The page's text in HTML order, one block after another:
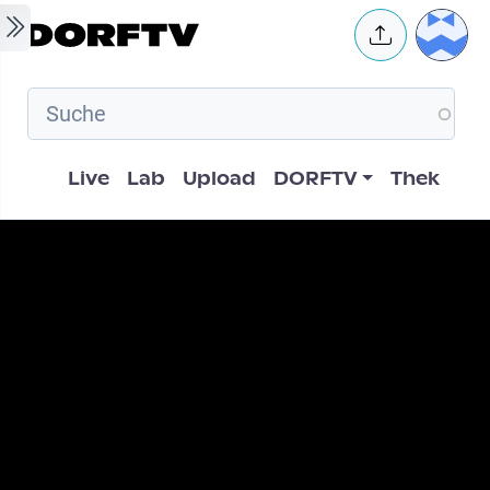
Skip to main content User
Hauptnavigation
Live Lab Upload DORFTV Thek